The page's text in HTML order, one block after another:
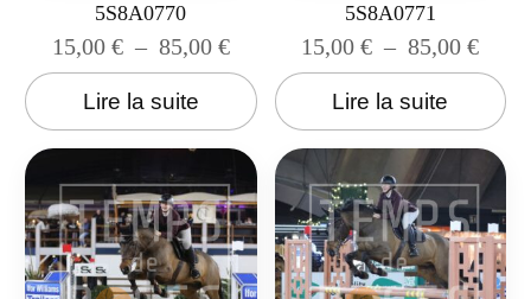
5S8A0770
15,00 € – 85,00 €
Lire la suite
5S8A0771
15,00€ – 85,00€
Lire la suite